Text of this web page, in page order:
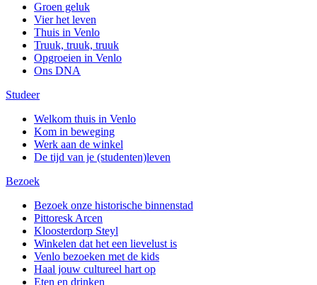
Groen geluk
Vier het leven
Thuis in Venlo
Truuk, truuk, truuk
Opgroeien in Venlo
Ons DNA
Studeer
Welkom thuis in Venlo
Kom in beweging
Werk aan de winkel
De tijd van je (studenten)leven
Bezoek
Bezoek onze historische binnenstad
Pittoresk Arcen
Kloosterdorp Steyl
Winkelen dat het een lievelust is
Venlo bezoeken met de kids
Haal jouw cultureel hart op
Eten en drinken